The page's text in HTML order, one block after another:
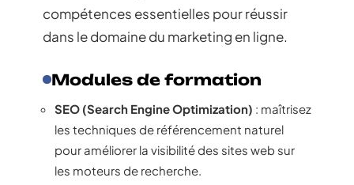
compétences essentielles pour réussir
dans le domaine du marketing en ligne.
Modules de formation
SEO (Search Engine Optimization) : maîtrisez
les techniques de référencement naturel
pour améliorer la visibilité des sites web sur
les moteurs de recherche.